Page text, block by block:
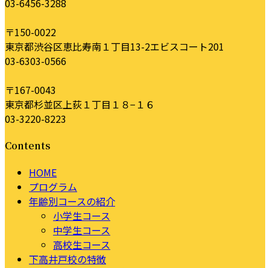
03-6456-3288
〒150-0022
東京都渋谷区恵比寿南１丁目13-2エビスコート201
03-6303-0566
〒167-0043
東京都杉並区上荻１丁目１８−１６
03-3220-8223
Contents
HOME
プログラム
年齢別コースの紹介
小学生コース
中学生コース
高校生コース
下高井戸校の特徴